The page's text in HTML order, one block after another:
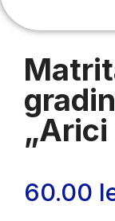
60.00